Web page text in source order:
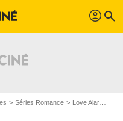
profil search
Séries Romance Love Alarm